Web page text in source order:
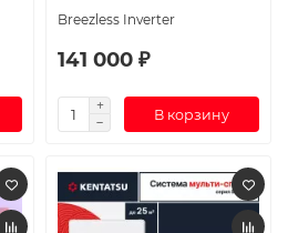
Breezless Inverter
141 000 ₽
В корзину